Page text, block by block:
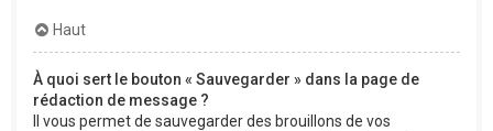
Haut
À quoi sert le bouton « Sauvegarder » dans la page de
rédaction de message ?
Il vous permet de sauvegarder des brouillons de vos